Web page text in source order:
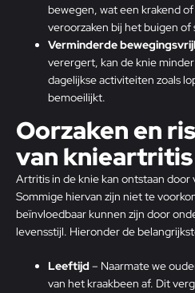
bewegen, wat een krakend
veroorzaken bij het buigen of
Verminderde
verergert, kan de knie
dagelijkse activiteiten zoals
bemoeilijkt.
Oorzaken en
van knieartritis
Artritis in de knie kan ontstaan
Sommige hiervan zijn niet te
beïnvloedbaar kunnen zijn door
levensstijl. Hieronder de
Leeftijd – Naarmate we
van het kraakbeen af. Dit